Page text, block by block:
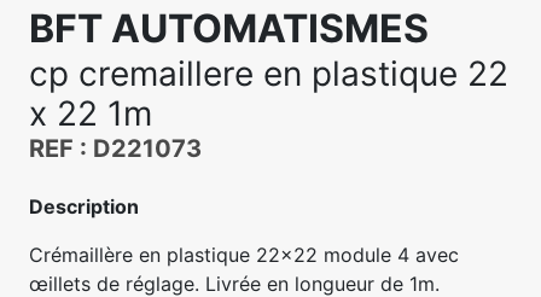
BFT AUTOMATISMES
cp cremaillere en plastique 22
x 22 1m
REF : D221073
Description
Crémaillère en plastique 22x22 module 4 avec
œillets de réglage. Livrée en longueur de 1m.